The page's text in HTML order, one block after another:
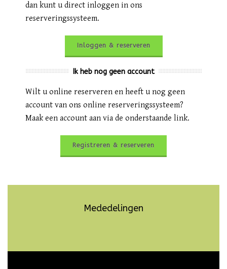
dan kunt u direct inloggen in ons
reserveringssysteem.
Inloggen & reserveren
Ik heb nog geen account
Wilt u online reserveren en heeft u nog geen
account van ons online reserveringssysteem?
Maak een account aan via de onderstaande link.
Registreren & reserveren
Mededelingen